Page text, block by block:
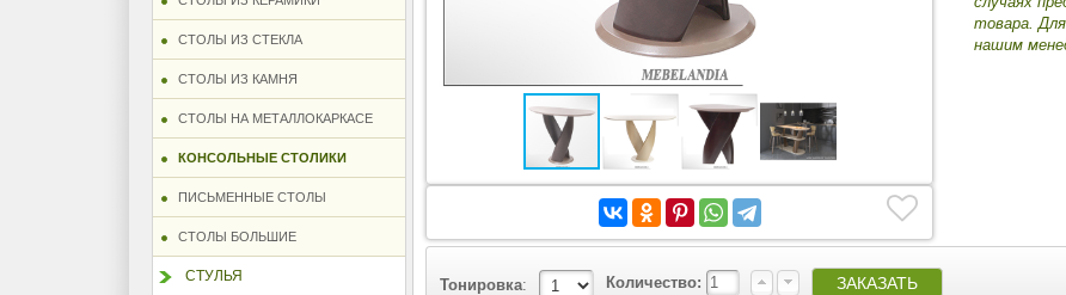
СТОЛЫ ИЗ СТЕКЛА
СТОЛЫ ИЗ КАМНЯ
СТОЛЫ НА МЕТАЛЛОКАРКАСЕ
КОНСОЛЬНЫЕ СТОЛИКИ
ПИСЬМЕННЫЕ СТОЛЫ
СТОЛЫ БОЛЬШИЕ
СТУЛЬЯ
товара.
нашим
Тонировка: Количество: